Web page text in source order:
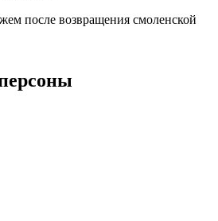
после воз­вра­ще­ния смо­лен­ской